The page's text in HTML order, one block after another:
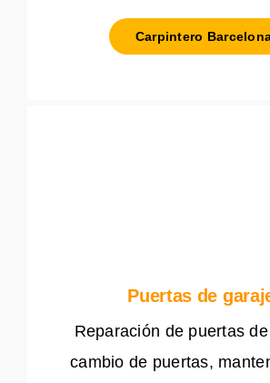
Carpintero
Puertas de
Reparación de puertas
cambio de puertas,